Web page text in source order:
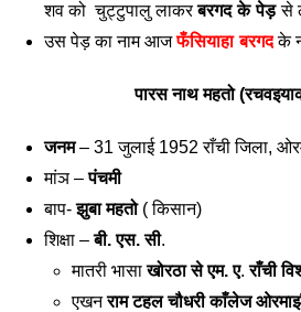
शव को  चुट्टुपालु लाकर बरगद के पेड़ से
उस पेड़ का नाम आज फँसियाहा बरगद के
पारस नाथ महतो
जनम – 31 जुलाई 1952 राँची जिला,
मांञ – पंचमी
बाप- झुबा महतो ( किसान)
शिक्षा – बी. एस. सी.
मातरी भासा खोरठा से एम. ए. राँची
एखन राम टहल चौधरी काँलेज